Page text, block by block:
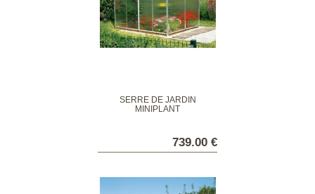
SERRE DE JARDIN
MINIPLANT
739.00 €